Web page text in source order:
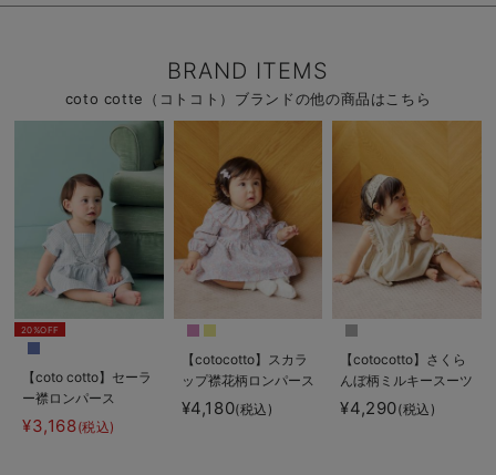
BRAND ITEMS
coto cotte（コトコト）ブランドの他の商品はこちら
20%OFF
【coto cotto】セーラ
ー襟ロンパース
¥3,168(税込)
【cotocotto】スカラ
ップ襟花柄ロンパース
¥4,180(税込)
【cotocotto】さくら
んぼ柄ミルキースーツ
¥4,290(税込)